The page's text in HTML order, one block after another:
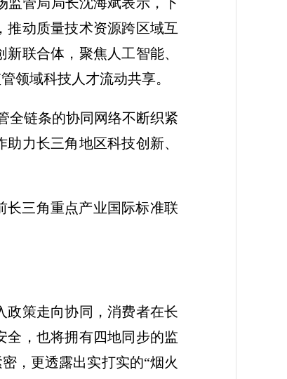
推动质量技术资源跨区域互
联合体，聚焦人工智能、
领域科技人才流动共享。
全链条的协同网络不断织紧
力长三角地区科技创新、
长三角重点产业国际标准联
政策走向协同，消费者在长
全，也将拥有四地同步的监
，更透露出实打实的“烟火